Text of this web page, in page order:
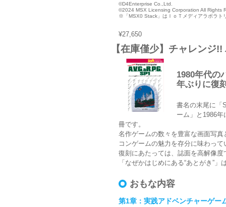
©D4Enterprise Co.,Ltd.
©2024 MSX Licensing Corporation All Rights
※「MSX0 Stack」はＩｏＴメディアラボラト
¥27,650
【在庫僅少】チャレンジ
1980年代の
年ぶりに復
書名の末尾に「
ーム」と1986
冊です。
名作ゲームの数々を豊富な画面写
コンゲームの魅力を存分に味わっ
復刻にあたっては、誌面を高解像
「なぜかはじめにある“あとがき”
おもな内容
第1章：実践アドベンチャーゲー